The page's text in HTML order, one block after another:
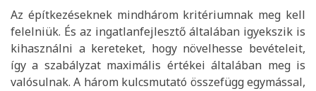
Az építkezéseknek mindhárom kritériumnak meg kell
felelniük. És az ingatlanfejlesztő általában igyekszik is
kihasználni a kereteket, hogy növelhesse bevételeit,
így a szabályzat maximális értékei általában meg is
valósulnak. A három kulcsmutató összefügg egymással,